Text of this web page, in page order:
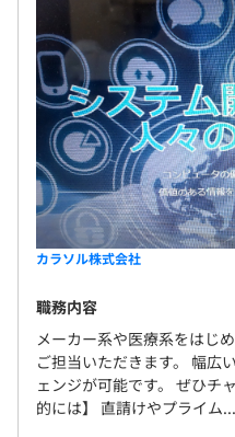
カラソル株式会社
職務内容
メーカー系や医療系をはじ
ご担当いただきます。 幅広
ェンジが可能です。 ぜひチ
的には】 直請けやプライム...